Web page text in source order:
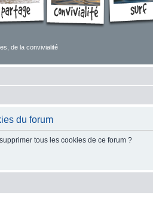
de la convivialité
du forum
tous les cookies de ce forum ?